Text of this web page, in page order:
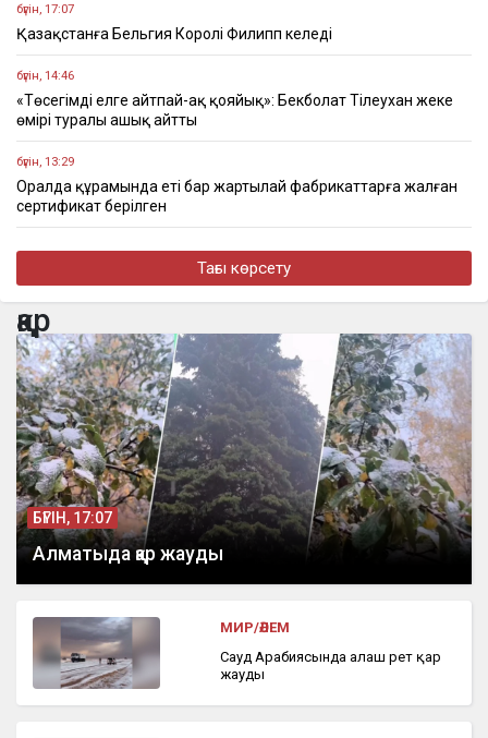
бүгін, 17:07
Қазақстанға Бельгия Королі Филипп келеді
бүгін, 14:46
«Төсегімді елге айтпай-ақ қояйық»: Бекболат Тілеухан жеке
өмірі туралы ашық айтты
бүгін, 13:29
Оралда құрамында еті бар жартылай фабрикаттарға жалған
сертификат берілген
бүгін, 10:24
Мемлекет басшысы кинорежиссер Ардақ Әмірқұловтың
бүгін, 09:44
Еліміздің бірнеше өңірінде ауа райына байланысты ескерту
жарияланды
Тағы көрсету
қар
БҮГІН, 17:07
Алматыда қар жауды
МИР/ӘЛЕМ
Сауд Арабиясында алғаш рет қар
жауды